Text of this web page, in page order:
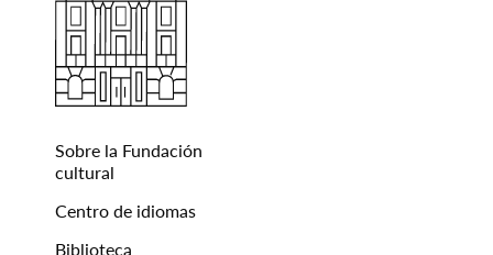
Sobre la Fundación
cultural
Centro de idiomas
Biblioteca